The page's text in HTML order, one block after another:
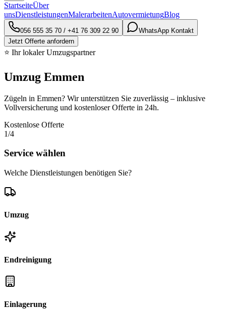
StartseiteÜber
unsDienstleistungenMalerarbeitenAutovermietungBlog
056 555 35 70 / +41 76 309 22 90
WhatsApp Kontakt
Jetzt Offerte anfordern
⭐ Ihr lokaler Umzugspartner
Umzug Emmen
Zügeln in Emmen? Wir unterstützen Sie zuverlässig – inklusive
Vollversicherung und kostenloser Offerte in 24h.
Kostenlose Offerte
1/4
Service wählen
Welche Dienstleistungen benötigen Sie?
Umzug
Endreinigung
Einlagerung